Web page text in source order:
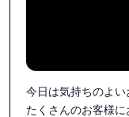
今日は気持ちのよい
たくさんのお客様に